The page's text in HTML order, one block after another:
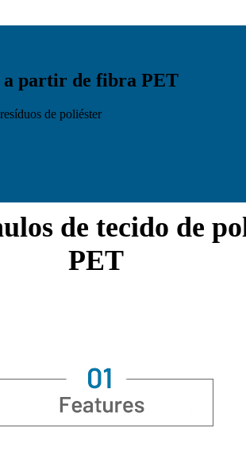
a partir de fibra PET
de poliéster
de tecido de
PET